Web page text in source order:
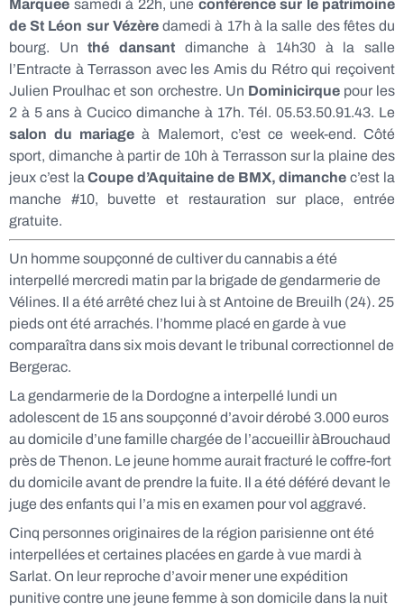
Marquee samedi à 22h, une conférence sur le patrimoine
de St Léon sur Vézèredamedi à 17h à la salle des fêtes du
bourg. Unthé dansant dimanche à 14h30 à la salle
l’Entracte à Terrasson avec les Amis du Rétro qui reçoivent
Julien Proulhac et son orchestre. Un Dominicirquepour les
2 à 5 ans à Cucico dimanche à 17h. Tél. 05.53.50.91.43. Le
salon du mariage à Malemort, c’est ce week-end. Côté
sport, dimanche à partir de 10h à Terrasson sur la plaine des
jeux c’est laCoupe d’Aquitaine de BMX, dimanche c’est la
manche #10, buvette et restauration sur place, entrée
gratuite.
Un homme soupçonné de cultiver du cannabis a été
interpellé mercredi matin par la brigade de gendarmerie de
Vélines. Il a été arrêté chez lui à st Antoine de Breuilh (24). 25
pieds ont été arrachés. l’homme placé en garde à vue
comparaîtra dans six mois devant le tribunal correctionnel de
Bergerac.
La gendarmerie de la Dordogne a interpellé lundi un
adolescent de 15 ans soupçonné d’avoir dérobé 3.000 euros
au domicile d’une famille chargée de l’accueillir àBrouchaud
près de Thenon. Le jeune homme aurait fracturé le coffre-fort
du domicile avant de prendre la fuite. Il a été déféré devant le
juge des enfants qui l’a mis en examen pour vol aggravé.
Cinq personnes originaires de la région parisienne ont été
interpellées et certaines placées en garde à vue mardi à
Sarlat. On leur reproche d’avoir mener une expédition
punitive contre une jeune femme à son domicile dans la nuit